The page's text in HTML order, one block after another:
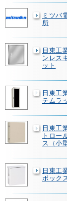
ミツバ
所
日東工
ンレス
ット
日東工
テムラ
日東工
トロー
ス（小
日東工
ボック